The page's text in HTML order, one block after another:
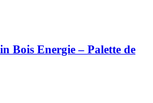
Bois Energie – Palette de